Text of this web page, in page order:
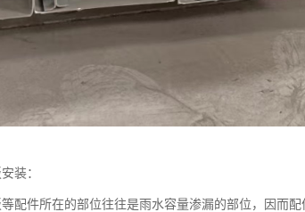
装：
配件所在的部位往往是雨水容量渗漏的部位，因而